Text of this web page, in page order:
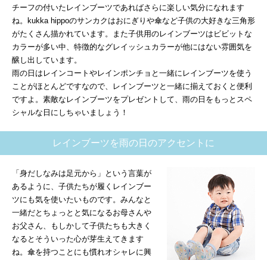
チーフの付いたレインブーツであればさらに楽しい気分になれます
ね。kukka hippoのサンカクはおにぎりや傘など子供の大好きな三角形
がたくさん描かれています。また子供用のレインブーツはビビットな
カラーが多い中、特徴的なグレイッシュカラーが他にはない雰囲気を
醸し出しています。
雨の日はレインコートやレインポンチョと一緒にレインブーツを使う
ことがほとんどですなので、レインブーツと一緒に揃えておくと便利
ですよ。素敵なレインブーツをプレゼントして、雨の日をもっとスペ
シャルな日にしちゃいましょう！
レインブーツを雨の日のアクセントに
「身だしなみは足元から」という言葉が
あるように、子供たちが履くレインブー
ツにも気を使いたいものです。みんなと
一緒だとちょっとと気になるお母さんや
お父さん、もしかして子供たちも大きく
なるとそういった心が芽生えてきます
ね。傘を持つことにも慣れオシャレに興